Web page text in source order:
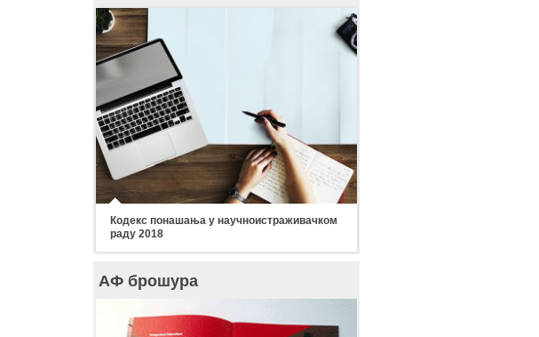
Кодекс понашања у научноистраживачком
раду 2018
АФ брошура